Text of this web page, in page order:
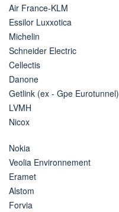
Air France-KLM
Essilor Luxxotica
Michelin
Schneider Electric
Cellectis
Danone
Getlink (ex - Gpe Eurotunnel)
LVMH
Nicox
Nokia
Veolia Environnement
Eramet
Alstom
Forvia